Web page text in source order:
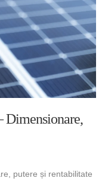
Dimensionare,
putere și rentabilitate